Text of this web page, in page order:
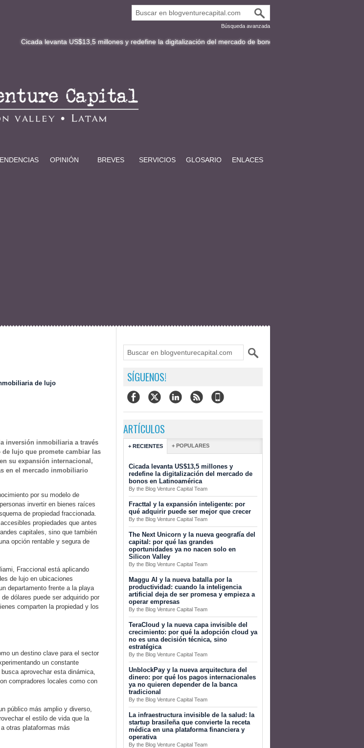
Búsqueda avanzada
levanta US$13,5 millones y redefine la digitalización del mercado de bonos en Latinoamérica
OPINIÓN BREVES SERVICIOS GLOSARIO ENLACES
de lujo
inversión inmobiliaria a través
lujo que promete cambiar las
su expansión internacional,
en el mercado inmobiliario
por su modelo de
invertir en bienes raíces
de propiedad fraccionada.
propiedades que antes
capitales, sino que también
opción rentable y segura de
Fraccional está aplicando
de lujo en ubicaciones
departamento frente a la playa
dólares puede ser adquirido por
comparten la propiedad y los
un destino clave para el sector
un constante
aprovechar esta dinámica,
compradores locales como con
público más amplio y diverso,
el estilo de vida que la
otras plataformas más
SÍGUENOS!
ARTÍCULOS
+ RECIENTES + POPULARES
Cicada levanta US$13,5 millones y
redefine la digitalización del mercado de
bonos en Latinoamérica
By the Blog Venture Capital Team
Fracttal y la expansión inteligente: por
qué adquirir puede ser mejor que crecer
By the Blog Venture Capital Team
The Next Unicorn y la nueva geografía del
capital: por qué las grandes
oportunidades ya no nacen solo en
Silicon Valley
By the Blog Venture Capital Team
Maggu AI y la nueva batalla por la
productividad: cuando la inteligencia
artificial deja de ser promesa y empieza a
operar empresas
By the Blog Venture Capital Team
TeraCloud y la nueva capa invisible del
crecimiento: por qué la adopción cloud ya
no es una decisión técnica, sino
estratégica
By the Blog Venture Capital Team
UnblockPay y la nueva arquitectura del
dinero: por qué los pagos internacionales
ya no quieren depender de la banca
tradicional
By the Blog Venture Capital Team
La infraestructura invisible de la salud: la
startup brasileña que convierte la receta
médica en una plataforma financiera y
operativa
By the Blog Venture Capital Team